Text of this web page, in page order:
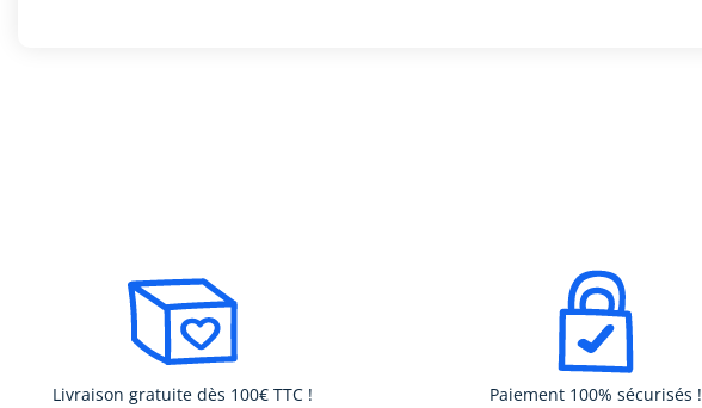
Livraison gratuite dès 100€ TTC ! Paiement 100% sécurisés !